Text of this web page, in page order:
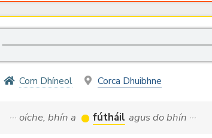
Com Dhíneol Corca Dhuibhne
··· oíche, bhín a fútháil agus do bhín ···